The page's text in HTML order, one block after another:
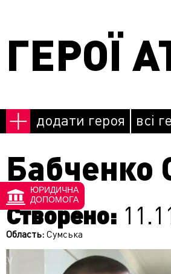
ГЕРОЇ
додати героя всі
Бабченко
Створено:
Область:Сумська
ЮРИДИЧНА
ДОПОМОГА